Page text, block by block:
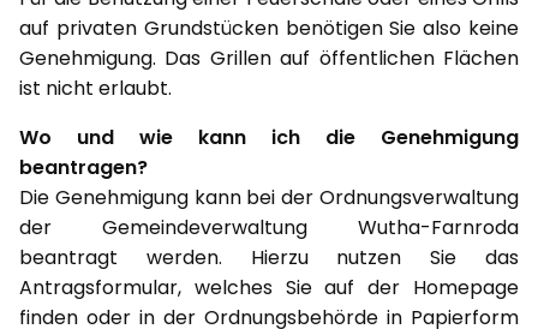
auf privaten Grundstücken benötigen Sie also keine
Genehmigung. Das Grillen auf öffentlichen Flächen
ist nicht erlaubt.
Wo und wie kann ich die Genehmigung
beantragen?
Die Genehmigung kann bei der Ordnungsverwaltung
der Gemeindeverwaltung Wutha-Farnroda
beantragt werden. Hierzu nutzen Sie das
Antragsformular, welches Sie auf der Homepage
finden oder in der Ordnungsbehörde in Papierform